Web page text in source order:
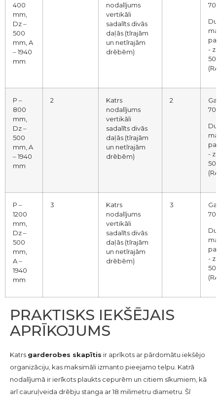
400
mm,
Dz ‒
500
mm, A
‒ 1940
mm
nodalījums
vertikāli
sadalīts divās
daļās (tīrajām
un netīrajām
drēbēm)
-
P ‒
800
mm,
Dz ‒
500
mm, A
‒ 1940
mm
2
Katrs
nodalījums
vertikāli
sadalīts divās
daļās (tīrajām
un netīrajām
drēbēm)
2
-
P ‒
1200
mm,
Dz ‒
500
mm,
A ‒
1940
mm
3
Katrs
nodalījums
vertikāli
sadalīts divās
daļās (tīrajām
un netīrajām
drēbēm)
3
-
PRAKTISKS IEKŠĒJAIS
APRĪKOJUMS
Katrs garderobes skapītis ir aprīkots ar pārdomātu iekšējo
organizāciju, kas maksimāli izmanto pieejamo telpu. Katrā
nodalījumā ir ierīkots plaukts cepurēm un citiem sīkumiem, kā
arī cauruļveida drēbju stanga ar 18 milimetru diametru. Šī